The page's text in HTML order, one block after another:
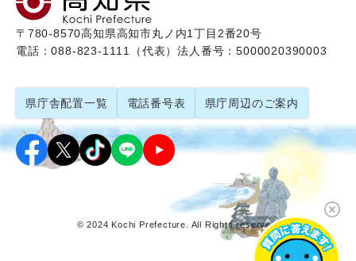
〒780-8570高知県高知市丸ノ内1丁目2番20号
電話：088-823-1111（代表）法人番号：5000020390003
県庁舎配置一覧 電話番号表 県庁周辺のご案内
© 2024 Kochi Prefecture. All Rights reserved.